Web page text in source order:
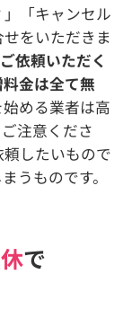
」「キャンセル
をいただきま
依頼いただく
金は全て無
める業者は高
注意くださ
したいもので
うものです。
で